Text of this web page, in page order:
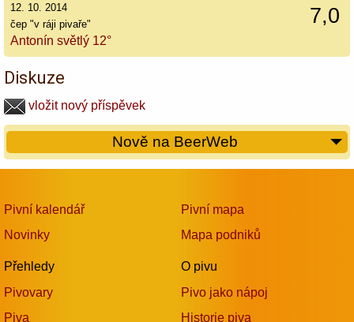
7,0
12. 10. 2014
čep "v ráji pivaře"
Antonín světlý 12°
Diskuze
vložit nový příspěvek
Nově na BeerWeb
Pivní kalendář
Novinky
Přehledy
Pivovary
Piva
Pivní mapa
Mapa podniků
O pivu
Pivo jako nápoj
Historie piva